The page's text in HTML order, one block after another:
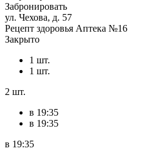
Забронировать
ул. Чехова, д. 57
Рецепт здоровья Аптека №16
Закрыто
1 шт.
1 шт.
2 шт.
в 19:35
в 19:35
в 19:35